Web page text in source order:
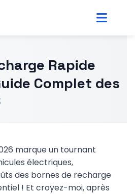
Rapide
Complet des
marque un tournant
électriques,
des bornes de recharge
! Et croyez-moi, après